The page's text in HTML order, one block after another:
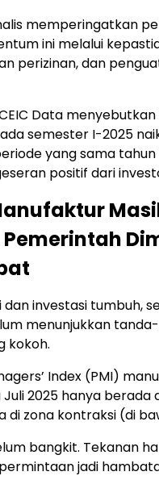
memperingatkan
ini melalui
perizinan, dan
Data
semester I-2025
yang sama tahun
positif dari
dan investasi tumbuh,
menunjukkan
kokoh.
Index (PMI)
2025 hanya berada
di zona kontraksi (di
bangkit. Tekanan
jadi